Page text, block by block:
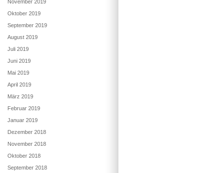
November 2019
Oktober 2019
September 2019
August 2019
Juli 2019
Juni 2019
Mai 2019
April 2019
März 2019
Februar 2019
Januar 2019
Dezember 2018
November 2018
Oktober 2018
September 2018